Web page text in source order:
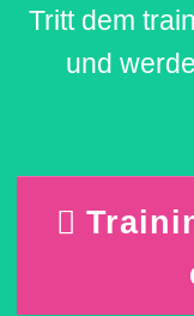
Tritt dem
und